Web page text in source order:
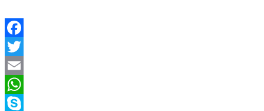
Facebook
Twitter
Email
WhatsApp